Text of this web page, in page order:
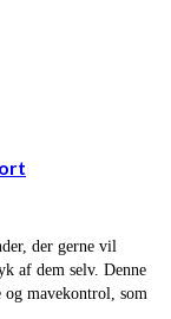
der gerne vil
af dem selv. Denne
og mavekontrol, som